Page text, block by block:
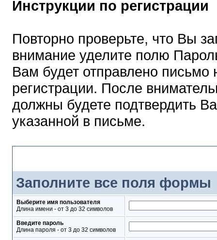
Инструкции по регистрации
Повторно проверьте, что Вы
внимание уделите полю
Вам будет отправлено
регистрации. После
должны будете подтвердить
указанной в письме.
Заполните все поля формы
Выберите имя пользователя
Длина имени - от 3 до 32 символов
Введите пароль
Длина пароля - от 3 до 32 символов